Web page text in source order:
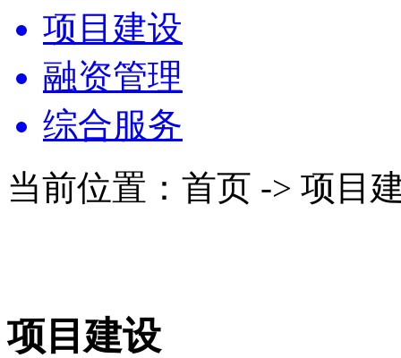
项目建设
融资管理
综合服务
当前位置：首页 -> 项目
项目建设